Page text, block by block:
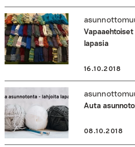
lapasia
16.10.2018
Auta
08.10.2018